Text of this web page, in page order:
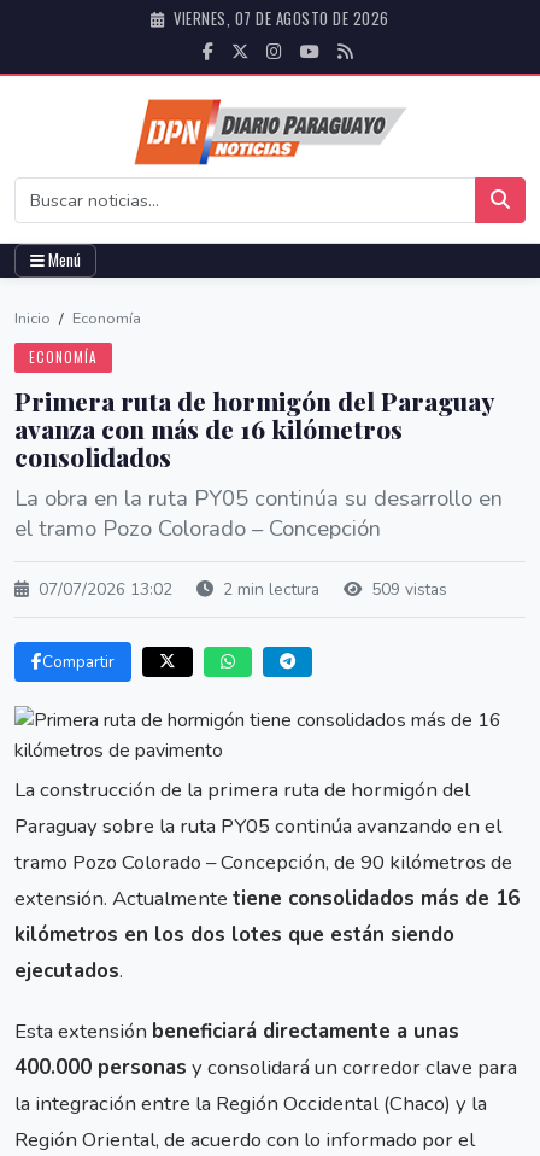
VIERNES, 07 DE AGOSTO DE 2026
Menú
Inicio / Economía
ECONOMÍA
Primera ruta de hormigón del Paraguay
avanza con más de 16 kilómetros
consolidados
La obra en la ruta PY05 continúa su desarrollo en
el tramo Pozo Colorado – Concepción
07/07/2026 13:02 2 min lectura 509 vistas
Compartir
La construcción de la primera ruta de hormigón del
Paraguay sobre la ruta PY05 continúa avanzando en el
tramo Pozo Colorado – Concepción, de 90 kilómetros de
extensión. Actualmente tiene consolidados más de 16
kilómetros en los dos lotes que están siendo
ejecutados.
Esta extensión beneficiará directamente a unas
400.000 personas y consolidará un corredor clave para
la integración entre la Región Occidental (Chaco) y la
Región Oriental, de acuerdo con lo informado por el